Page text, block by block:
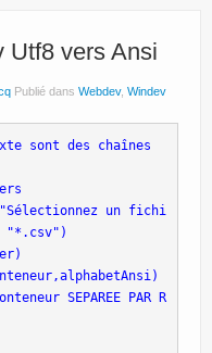
Utf8 vers Ansi
Publié dans Webdev, Windev
sont des chaînes
un fichi
"*.csv")
SEPAREE PAR R